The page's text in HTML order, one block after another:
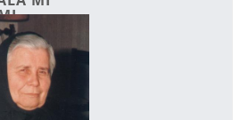
JE
CESTY S